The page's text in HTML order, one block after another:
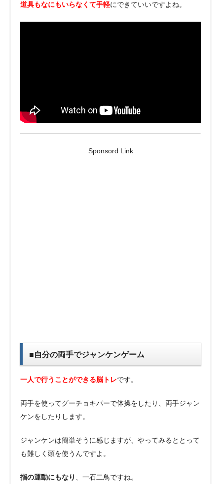
道具もなにもいらなくて手軽にできていいですよね。
Sponsord Link
■自分の両手でジャンケンゲーム
一人で行うことができる脳トレです。
両手を使ってグーチョキパーで体操をしたり、両手ジャン
ケンをしたりします。
ジャンケンは簡単そうに感じますが、やってみるととって
も難しく頭を使うんですよ。
指の運動にもなり 、一石二鳥ですね。